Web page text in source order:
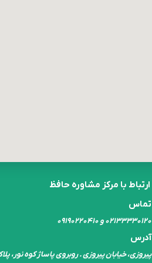
تماس
۰۲۱۳۳۳۳۰​​​​​​​۱۲۰ و ۰۹۱۹۰۲۲۰۴۱۰
آدرس
پیروزی، خیابان پیروزی . روبروی پاساژ کوه نور، پلاک
ارتباط با مرکز مشاوره حافظ